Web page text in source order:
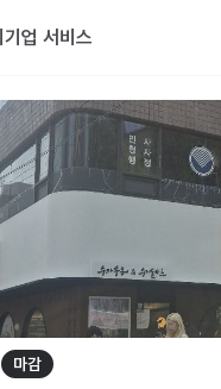
기업 서비스
마감